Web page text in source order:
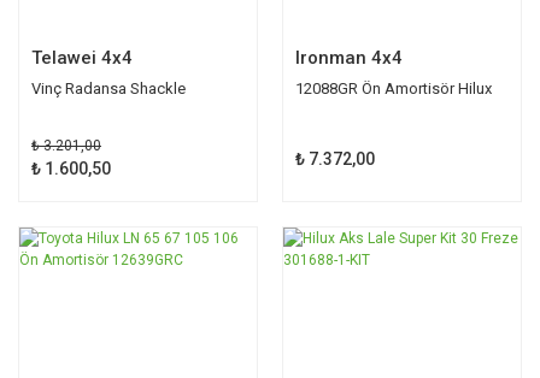
Telawei 4x4
Vinç Radansa Shackle
₺ 3.201,00
₺ 1.600,50
Ironman 4x4
12088GR Ön Amortisör Hilux
₺ 7.372,00